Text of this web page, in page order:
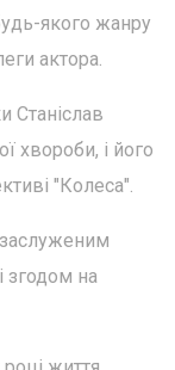
якого жанру
актора.
Станіслав
хвороби, і його
"Колеса".
згодом на